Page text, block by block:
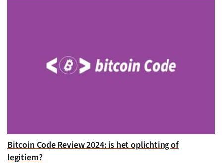
Bitcoin Code Review 2024: is het oplichting of
legitiem?